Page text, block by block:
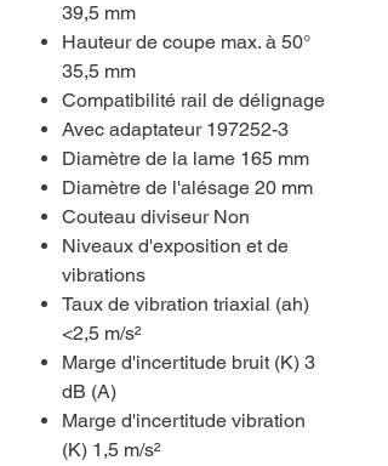
39,5 mm
Hauteur de coupe max. à 50°
35,5 mm
Compatibilité rail de délignage
Avec adaptateur 197252-3
Diamètre de la lame 165 mm
Diamètre de l'alésage 20 mm
Couteau diviseur Non
Niveaux d'exposition et de
vibrations
Taux de vibration triaxial (ah)
<2,5 m/s²
Marge d'incertitude bruit (K) 3
dB (A)
Marge d'incertitude vibration
(K) 1,5 m/s²